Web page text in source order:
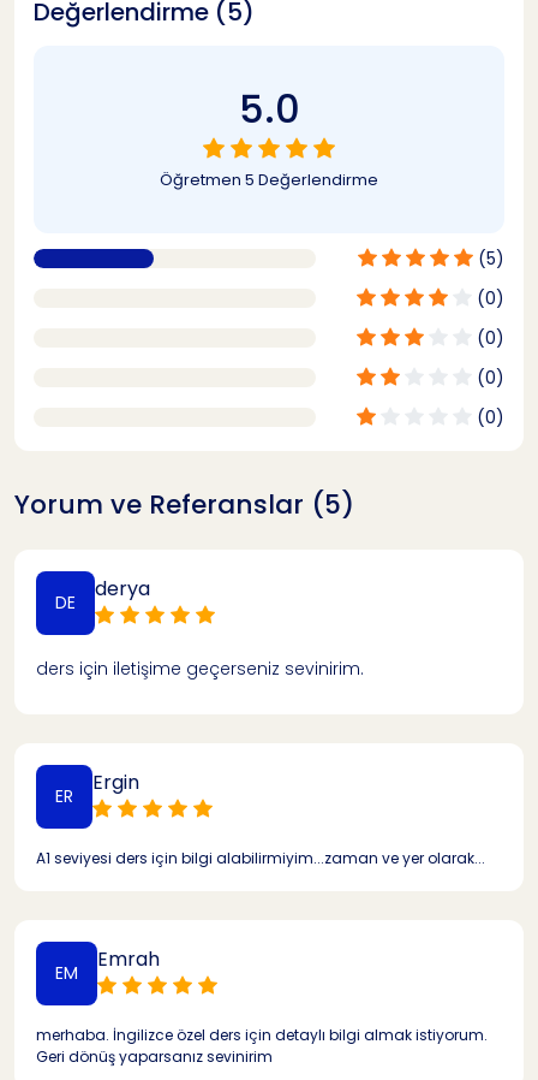
Değerlendirme (5)
5.0
Öğretmen 5 Değerlendirme
(5)
(0)
(0)
(0)
(0)
Yorum ve Referanslar (5)
DE derya
ders için iletişime geçerseniz sevinirim.
ER Ergin
A1 seviyesi ders için bilgi alabilirmiyim...zaman ve yer olarak...
EM Emrah
merhaba. İngilizce özel ders için detaylı bilgi almak istiyorum.
Geri dönüş yaparsanız sevinirim